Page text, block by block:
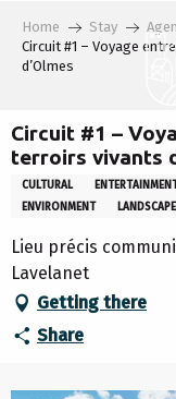
contenu
Home Stay
Circuit #1 – Voyage
d’Olmes
Circuit #1 –
terroirs vivants
CULTURAL
ENVIRONMENT
LANDSCAPE
Lieu précis
Lavelanet
Getting there
Share